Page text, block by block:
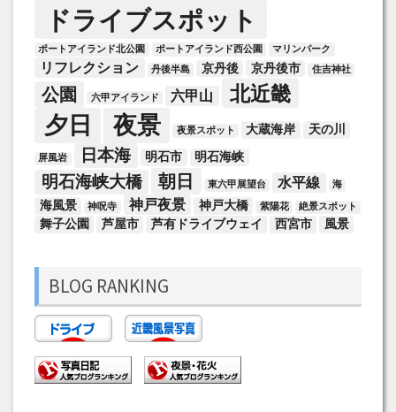
ドライブスポット
ポートアイランド北公園 ポートアイランド西公園 マリンパーク
リフレクション 丹後半島 京丹後 京丹後市 住吉神社
公園 六甲アイランド 六甲山 北近畿
夕日 夜景 夜景スポット 大蔵海岸 天の川
屏風岩 日本海 明石市 明石海峡
明石海峡大橋 朝日 東六甲展望台 水平線 海
海風景 神呪寺 神戸夜景 神戸大橋 紫陽花 絶景スポット
舞子公園 芦屋市 芦有ドライブウェイ 西宮市 風景
BLOG RANKING